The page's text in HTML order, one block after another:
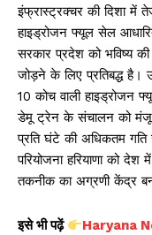
इंफ्रास्ट्रक्चर की दिशा में
हाइड्रोजन फ्यूल सेल
सरकार प्रदेश को भविष्य
जोड़ने के लिए प्रतिबद्ध है।
10 कोच वाली हाइड्रोजन
डेमू ट्रेन के संचालन को
प्रति घंटे की अधिकतम गति
परियोजना हरियाणा को
तकनीक का अग्रणी केंद्र
इसे भी पढ़ें
Haryana